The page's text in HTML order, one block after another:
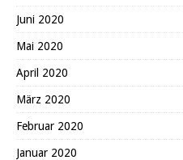
Juni 2020
Mai 2020
April 2020
März 2020
Februar 2020
Januar 2020